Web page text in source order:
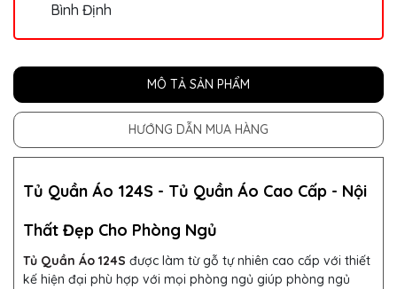
Bình Định
MÔ TẢ SẢN PHẨM
HƯỚNG DẪN MUA HÀNG
Tủ Quần Áo 124S - Tủ Quần Áo Cao Cấp - Nội
Thất Đẹp Cho Phòng Ngủ
Tủ Quần Áo 124S được làm từ gỗ tự nhiên cao cấp với thiết
kế hiện đại phù hợp với mọi phòng ngủ giúp phòng ngủ